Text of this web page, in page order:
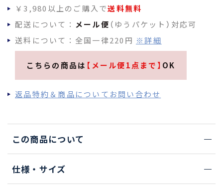
￥3,980以上のご購入で送料無料
配送について： メール便 （ゆうパケット）対応可
送料について：全国一律220円 ※詳細
こちらの商品は 【メール便1点まで】 OK
返品特約＆商品についてお問い合わせ
この商品について
仕様・サイズ